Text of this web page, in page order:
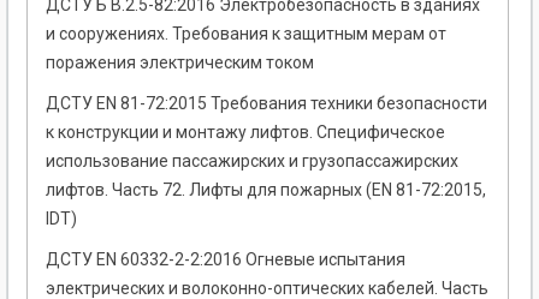
ДСТУ Б В.2.5-82:2016 Электробезопасность в зданиях
и сооружениях. Требования к защитным мерам от
поражения электрическим током
ДСТУ EN 81-72:2015 Требования техники безопасности
к конструкции и монтажу лифтов. Специфическое
использование пассажирских и грузопассажирских
лифтов. Часть 72. Лифты для пожарных (EN 81-72:2015,
IDT)
ДСТУ EN 60332-2-2:2016 Огневые испытания
электрических и волоконно-оптических кабелей. Часть